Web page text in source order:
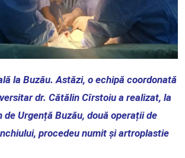
la Buzău. Astăzi, o echipă coordonată
dr. Cătălin Cîrstoiu a realizat, la
de Urgență Buzău, două operații de
procedeu numit și artroplastie